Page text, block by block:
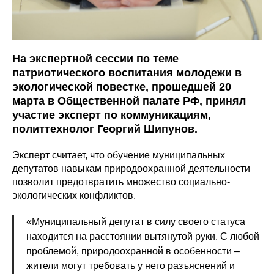
На экспертной сессии по теме
патриотического воспитания молодежи в
экологической повестке, прошедшей 20
марта в Общественной палате РФ, принял
участие эксперт по коммуникациям,
политтехнолог Георгий Шипунов.
Эксперт считает, что обучение муниципальных
депутатов навыкам природоохранной деятельности
позволит предотвратить множество социально-
экологических конфликтов.
«Муниципальный депутат в силу своего статуса
находится на расстоянии вытянутой руки. С любой
проблемой, природоохранной в особенности –
жители могут требовать у него разъяснений и